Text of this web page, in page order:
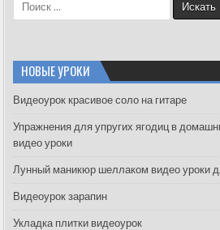
e
h
f
r
:
НОВЫЕ УРОКИ
Видеоурок красивое соло на гитаре
Упражнения для упругих ягодиц в
видео уроки
Лунный маникюр шеллаком видео уроки
Видеоурок зарапин
Укладка плитки видеоурок